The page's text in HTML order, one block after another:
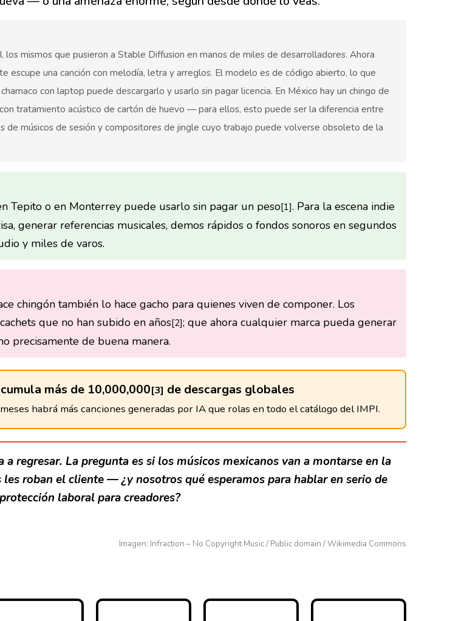
mismos que pusieron a Stable Diffusion en manos de miles de desarrolladores. Ahora
una canción con melodía, letra y arreglos. El modelo es de código abierto, lo que
con laptop puede descargarlo y usarlo sin pagar licencia. En México hay un chingo de
tratamiento acústico de cartón de huevo — para ellos, esto puede ser la diferencia entre
músicos de sesión y compositores de jingle cuyo trabajo puede volverse obsoleto de la
Tepito o en Monterrey puede usarlo sin pagar un peso[1]. Para la escena indie
generar referencias musicales, demos rápidos o fondos sonoros en segundos
y miles de varos.
chingón también lo hace gacho para quienes viven de componer. Los
que no han subido en años[2]; que ahora cualquier marca pueda generar
precisamente de buena manera.
más de 10,000,000[3] de descargas globales
habrá más canciones generadas por IA que rolas en todo el catálogo del IMPI.
regresar. La pregunta es si los músicos mexicanos van a montarse en la
roban el cliente — ¿y nosotros qué esperamos para hablar en serio de
protección laboral para creadores?
Imagen: Infraction – No Copyright Music / Public domain / Wikimedia Commons